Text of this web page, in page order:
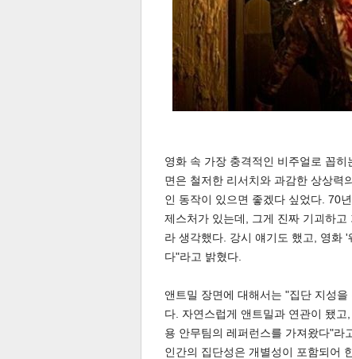
영화 속 가장 충격적인 비주얼로 꼽
면은 철저한 리서치와 과감한 상상력
인 동작이 있으면 좋겠다 싶었다. 70
제스처가 있는데, 그게 진짜 기괴하
라 생각했다. 강시 얘기도 했고, 영화
다"라고 밝혔다.
앤트밀 장면에 대해서는 "집단 지성
다. 자연스럽게 앤트밀과 연관이 됐
용 안무팀의 레퍼런스를 가져왔다"라
인간의 집단성은 개별성이 포함되어